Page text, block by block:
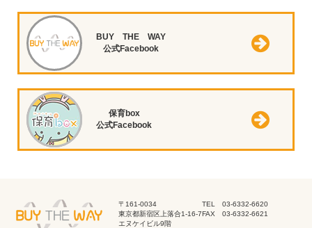
BUY THE WAY
公式Facebook
保育box
公式Facebook
〒161-0034
東京都新宿区上落合1-16-7
エヌケイビル9階
TEL 03-6332-6620
FAX 03-6332-6621